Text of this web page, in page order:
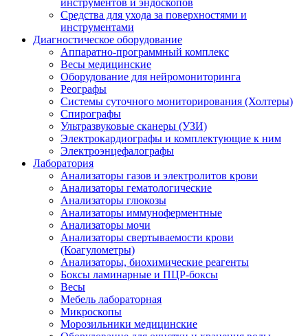
Средства для ухода за поверхностями и
инструментами
Диагностическое оборудование
Аппаратно-программный комплекс
Весы медицинские
Оборудование для нейромониторинга
Реографы
Системы суточного мониторирования (Холтеры)
Спирографы
Ультразвуковые сканеры (УЗИ)
Электрокардиографы и комплектующие к ним
Электроэнцефалографы
Лаборатория
Анализаторы газов и электролитов крови
Анализаторы гематологические
Анализаторы глюкозы
Анализаторы иммуноферментные
Анализаторы мочи
Анализаторы свертываемости крови
(Коагулометры)
Анализаторы, биохимические реагенты
Боксы ламинарные и ПЦР-боксы
Весы
Мебель лабораторная
Микроскопы
Морозильники медицинские